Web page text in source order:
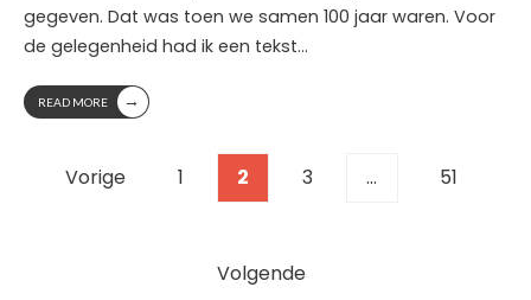
gegeven. Dat was toen we samen 100 jaar waren. Voor
de gelegenheid had ik een tekst...
READ MORE →
Berichten
paginering
Vorige 1 2 3 … 51
Volgende